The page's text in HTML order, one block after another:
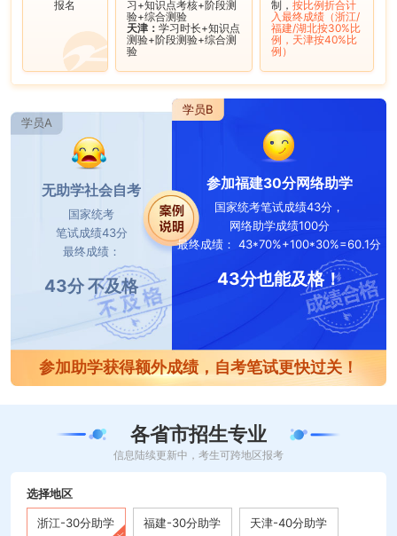
报名
习+知识点考核+阶段测
验+综合测验
天津：学习时长+知识点
测验+阶段测验+综合测
验
制，按比例折合计
入最终成绩（浙江/
福建/湖北按30%比
例，天津按40%比
例）
学员A
无助学社会自考
国家统考
笔试成绩43分
最终成绩：
43分 不及格
学员B
参加福建30分网络助学
国家统考笔试成绩43分，
网络助学成绩100分
最终成绩： 43*70%+100*30%=60.1分
43分也能及格！
参加助学获得额外成绩，自考笔试更快过关！
各省市招生专业
信息陆续更新中，考生可跨地区报考
选择地区
浙江-30分助学 福建-30分助学 天津-40分助学